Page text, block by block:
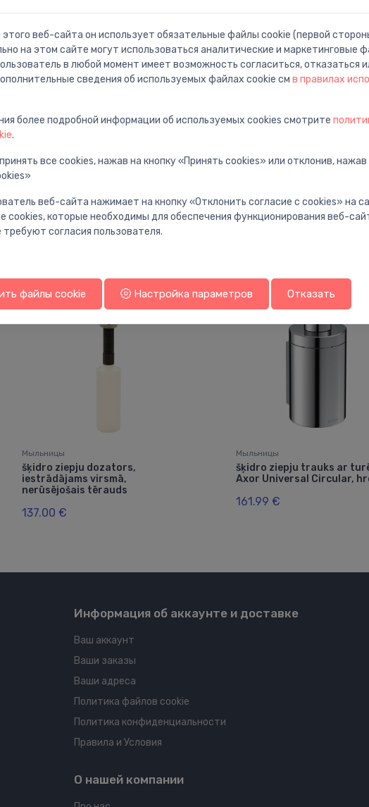
Вам также может понравиться
Мыльницы
šķidro ziepju dozators,
iestrādājams virsmā,
nerūsējošais tērauds
137.00 €
Мыльницы
šķidro ziepju trauks ar
Axor Universal Circular,
161.99 €
Информация об аккаунте и доставке
Ваш аккаунт
Ваши заказы
Ваши адреса
Политика файлов cookie
Политика конфиденциальности
Правила и Условия
О нашей компании
веб-сайта он использует обязательные файлы cookie (первой
на этом сайте могут использоваться аналитические и маркетинговые
в любой момент имеет возможность согласиться, отказаться
сведения об используемых файлах cookie см в правилах
более подробной информации об используемых cookies смотрите
.
все cookies, нажав на кнопку «Принять cookies» или отклонив,
веб-сайта нажимает на кнопку «Отклонить согласие с cookies» на
cookies, которые необходимы для обеспечения функционирования веб-
требуют согласия пользователя.
файлы cookie Настройка параметров Отказать